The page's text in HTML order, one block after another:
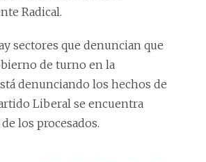
Radical.
sectores que denuncian que
de turno en la
denunciando los hechos de
Liberal se encuentra
los procesados.